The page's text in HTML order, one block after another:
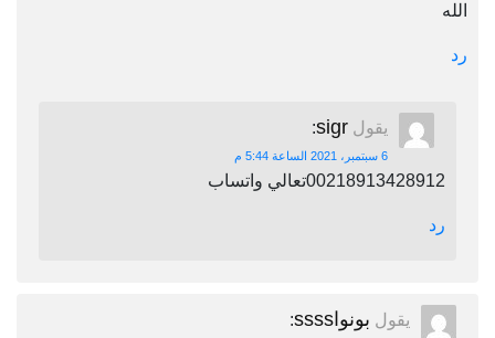
الله
رد
يقول sigr
:
6 سبتمبر، 2021 الساعة 5:44 م
00218913428912تعالي واتساب
رد
يقول بونواssss :